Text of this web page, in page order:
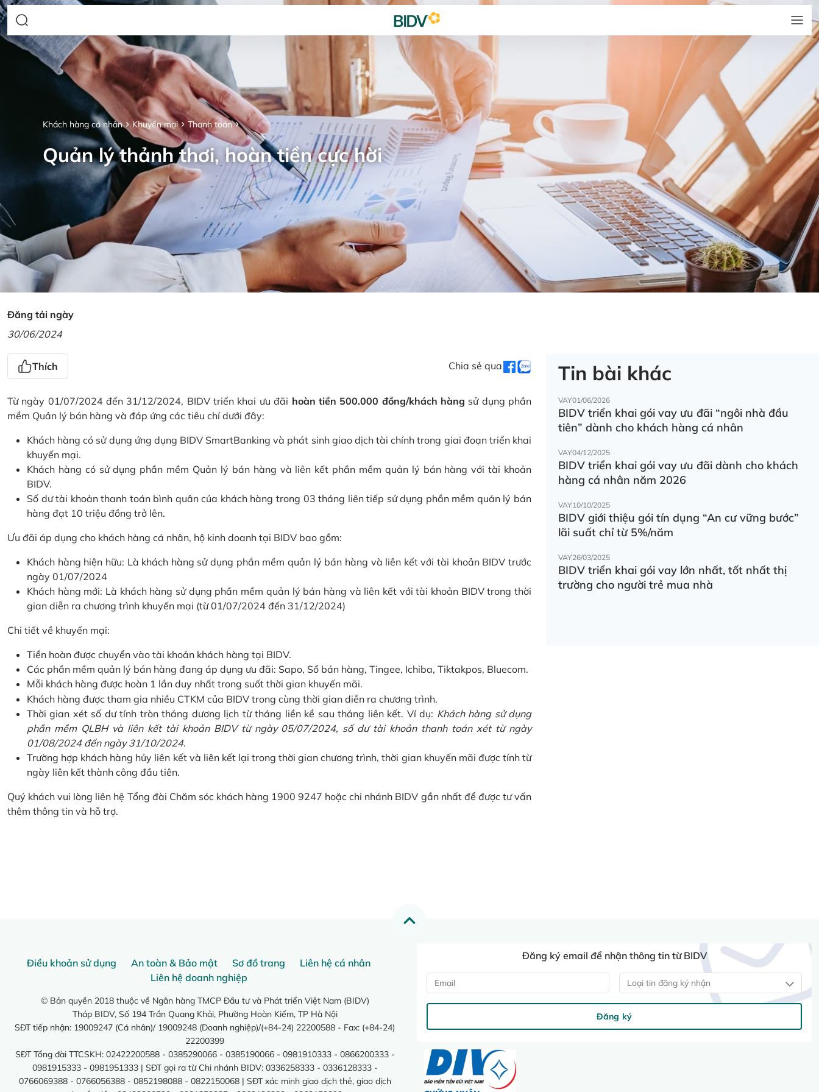
Khách hàng cá nhân Khuyến mại Thanh toán
Quản lý thảnh thơi, hoàn tiền cực hời
Đăng tải ngày
30/06/2024
Thích Chia sẻ qua
Từ ngày 01/07/2024 đến 31/12/2024, BIDV triển khai ưu đãi hoàn tiền 500.000 đồng/khách hàng sử dụng phần
mềm Quản lý bán hàng và đáp ứng các tiêu chí dưới đây:
Khách hàng có sử dụng ứng dụng BIDV SmartBanking và phát sinh giao dịch tài chính trong giai đoạn triển khai
khuyến mại.
Khách hàng có sử dụng phần mềm Quản lý bán hàng và liên kết phần mềm quản lý bán hàng với tài khoản
BIDV.
Số dư tài khoản thanh toán bình quân của khách hàng trong 03 tháng liên tiếp sử dụng phần mềm quản lý bán
hàng đạt 10 triệu đồng trở lên.
Ưu đãi áp dụng cho khách hàng cá nhân, hộ kinh doanh tại BIDV bao gồm:
Khách hàng hiện hữu: Là khách hàng sử dụng phần mềm quản lý bán hàng và liên kết với tài khoản BIDV trước
ngày 01/07/2024
Khách hàng mới: Là khách hàng sử dụng phần mềm quản lý bán hàng và liên kết với tài khoản BIDV trong thời
gian diễn ra chương trình khuyến mại (từ 01/07/2024 đến 31/12/2024)
Chi tiết về khuyến mại:
Tiền hoàn được chuyển vào tài khoản khách hàng tại BIDV.
Các phần mềm quản lý bán hàng đang áp dụng ưu đãi: Sapo, Sổ bán hàng, Tingee, Ichiba, Tiktakpos, Bluecom.
Mỗi khách hàng được hoàn 1 lần duy nhất trong suốt thời gian khuyến mãi.
Khách hàng được tham gia nhiều CTKM của BIDV trong cùng thời gian diễn ra chương trình.
Thời gian xét số dư tính tròn tháng dương lịch từ tháng liền kề sau tháng liên kết. Ví dụ: Khách hàng sử dụng
phần mềm QLBH và liên kết tài khoản BIDV từ ngày 05/07/2024, số dư tài khoản thanh toán xét từ ngày
01/08/2024 đến ngày 31/10/2024.
Trường hợp khách hàng hủy liên kết và liên kết lại trong thời gian chương trình, thời gian khuyến mãi được tính từ
ngày liên kết thành công đầu tiên.
Quý khách vui lòng liên hệ Tổng đài Chăm sóc khách hàng 1900 9247 hoặc chi nhánh BIDV gần nhất để được tư vấn
thêm thông tin và hỗ trợ.
Tin bài khác
VAY01/06/2026
BIDV triển khai gói vay ưu đãi “ngôi nhà đầu
tiên” dành cho khách hàng cá nhân
VAY04/12/2025
BIDV triển khai gói vay ưu đãi dành cho khách
hàng cá nhân năm 2026
VAY10/10/2025
BIDV giới thiệu gói tín dụng “An cư vững bước”
lãi suất chỉ từ 5%/năm
VAY26/03/2025
BIDV triển khai gói vay lớn nhất, tốt nhất thị
trường cho người trẻ mua nhà
Điều khoản sử dụng An toàn & Bảo mật Sơ đồ trang
Liên hệ cá nhân
Liên hệ doanh nghiệp
© Bản quyền 2018 thuộc về Ngân hàng TMCP Đầu tư và Phát triển Việt Nam (BIDV)
Tháp BIDV, Số 194 Trần Quang Khải, Phường Hoàn Kiếm, TP Hà Nội
SĐT tiếp nhận: 19009247 (Cá nhân)/ 19009248 (Doanh nghiệp)/(+84-24) 22200588 - Fax: (+84-24)
22200399
SĐT Tổng đài TTCSKH: 02422200588 - 0385290066 - 0385190066 - 0981910333 - 0866200333 -
0981915333 - 0981951333 | SĐT gọi ra từ Chi nhánh BIDV: 0336258333 - 0336128333 -
0766069388 - 0766056388 - 0852198088 - 0822150068 | SĐT xác minh giao dịch thẻ, giao dịch
Đăng ký email để nhận thông tin từ BIDV
Loại tin đăng ký nhận
Đăng ký